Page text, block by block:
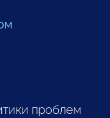
проблем